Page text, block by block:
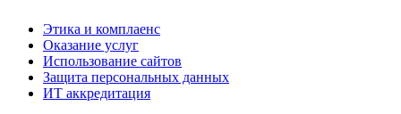
Этика и комплаенс
Оказание услуг
Использование сайтов
Защита персональных данных
ИТ аккредитация